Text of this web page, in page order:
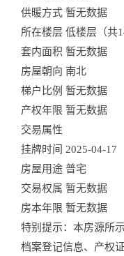
供暖方式 暂无数据
所在楼层 低楼层（共
套内面积 暂无数据
房屋朝向 南北
梯户比例 暂无数据
产权年限 暂无数据
交易属性
挂牌时间 2025-04-17
房屋用途 普宅
交易权属 暂无数据
房本年限 暂无数据
特别提示：本房源所
档案登记信息、产权